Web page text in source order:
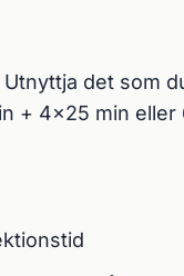
det som
+ 4x25 min eller